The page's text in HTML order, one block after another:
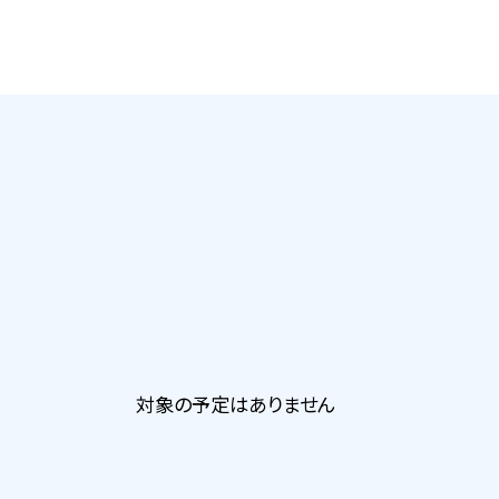
対象の予定はありません